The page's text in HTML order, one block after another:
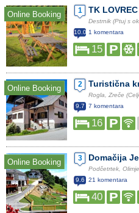
Online Booking 1 TK
Destrnik (Ptuj s
10.0 1 komentara
15
Online Booking 2 Turistična
Rogla, Zreče
9.7
7 komentara
16
Online Booking 3 Domačija
Podčetrtek, Olimje
9.6
21 komentara
40